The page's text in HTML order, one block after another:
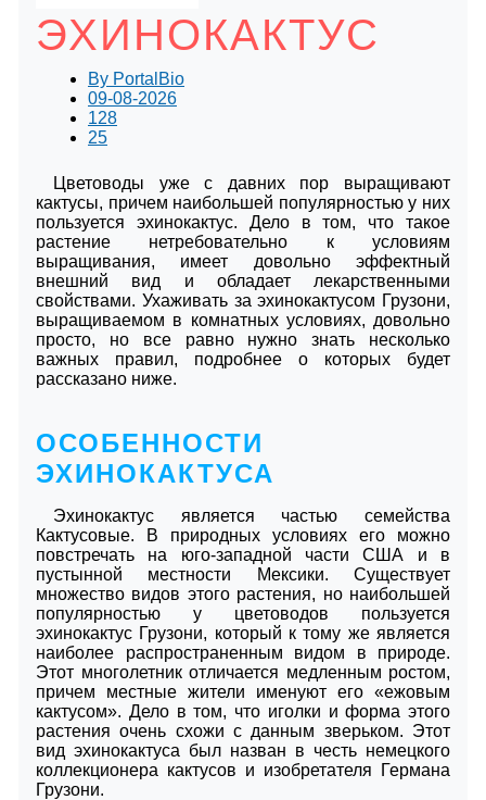
ЭХИНОКАКТУС
By PortalBio
09-08-2026
128
25
Цветоводы уже с давних пор выращивают
кактусы, причем наибольшей популярностью у них
пользуется эхинокактус. Дело в том, что такое
растение нетребовательно к условиям
выращивания, имеет довольно эффектный
внешний вид и обладает лекарственными
свойствами. Ухаживать за эхинокактусом Грузони,
выращиваемом в комнатных условиях, довольно
просто, но все равно нужно знать несколько
важных правил, подробнее о которых будет
рассказано ниже.
ОСОБЕННОСТИ
ЭХИНОКАКТУСА
Эхинокактус является частью семейства
Кактусовые. В природных условиях его можно
повстречать на юго-западной части США и в
пустынной местности Мексики. Существует
множество видов этого растения, но наибольшей
популярностью у цветоводов пользуется
эхинокактус Грузони, который к тому же является
наиболее распространенным видом в природе.
Этот многолетник отличается медленным ростом,
причем местные жители именуют его «ежовым
кактусом». Дело в том, что иголки и форма этого
растения очень схожи с данным зверьком. Этот
вид эхинокактуса был назван в честь немецкого
коллекционера кактусов и изобретателя Германа
Грузони.